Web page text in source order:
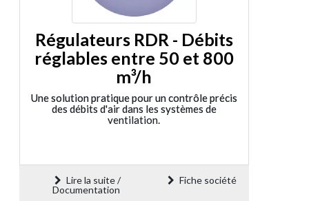
Régulateurs RDR - Débits
réglables entre 50 et 800
m³/h
Une solution pratique pour un contrôle précis
des débits d'air dans les systèmes de
ventilation.
Lire la suite /
Documentation
Fiche société